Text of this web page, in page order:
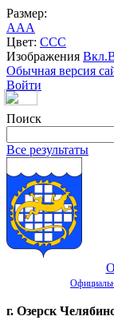
Размер:
AAA
Цвет: CCC
Изображения Вкл.
Обычная версия
Войти
Поиск
Все результаты
г. Озерск